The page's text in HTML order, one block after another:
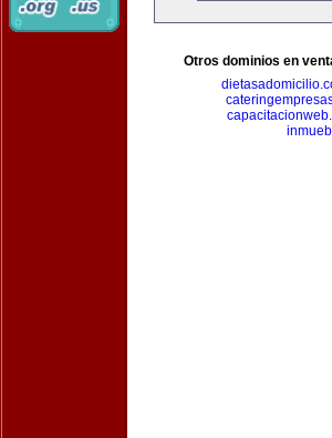
Otros dominios en